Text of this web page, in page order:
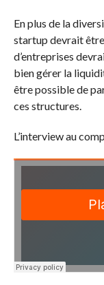
En plus de la
startup devrait
d’entreprises
bien gérer la
être possible de
ces structures.
L’interview au